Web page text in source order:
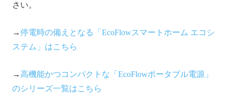
さい。
→停電時の備えとなる「EcoFlowスマートホーム エコシ
ステム」はこちら
→高機能かつコンパクトな「EcoFlowポータブル電源」
のシリーズ一覧はこちら